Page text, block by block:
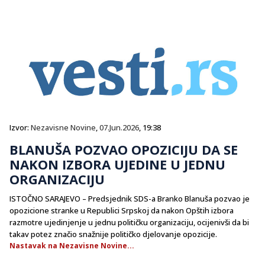
Izvor: Nezavisne Novine,07.Jun.2026, 19:38
BLANUŠA POZVAO OPOZICIJU DA SE
NAKON IZBORA UJEDINE U JEDNU
ORGANIZACIJU
ISTOČNO SARAJEVO – Predsjednik SDS-a Branko Blanuša pozvao je
opozicione stranke u Republici Srpskoj da nakon Opštih izbora
razmotre ujedinjenje u jednu političku organizaciju, ocijenivši da bi
takav potez značio snažnije političko djelovanje opozicije.
Nastavak na Nezavisne Novine...